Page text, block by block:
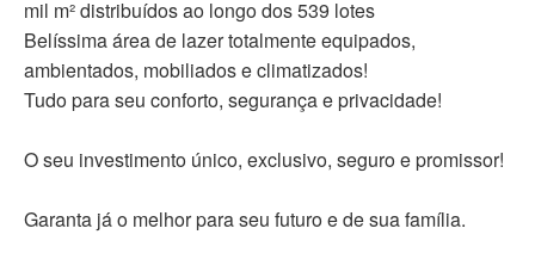
mil m² distribuídos ao longo dos 539 lotes
Belíssima área de lazer totalmente equipados,
ambientados, mobiliados e climatizados!
Tudo para seu conforto, segurança e privacidade!
O seu investimento único, exclusivo, seguro e promissor!
Garanta já o melhor para seu futuro e de sua família.